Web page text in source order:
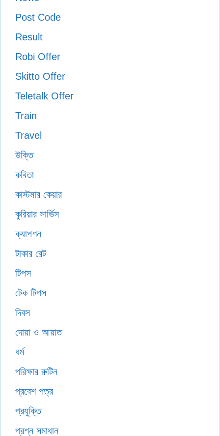
Post Code
Result
Robi Offer
Skitto Offer
Teletalk Offer
Train
Travel
উক্তি
কবিতা
কাস্টমার কেয়ার
কুরিয়ার সার্ভিস
ক্যাপশন
টাকার রেট
টিপস
টেক টিপস
দিবস
দোয়া ও আয়াত
ধর্ম
পরিক্ষার রুটিন
প্রবেশ পত্র
প্রযুক্তি
প্রশ্ন সমাধান